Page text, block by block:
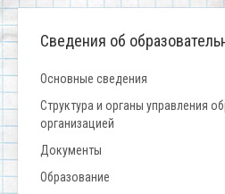
Сведения об
Основные сведения
Структура и органы управления
организацией
Документы
Образование